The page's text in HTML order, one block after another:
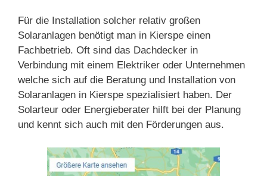
Für die Installation solcher relativ großen
Solaranlagen benötigt man in Kierspe einen
Fachbetrieb. Oft sind das Dachdecker in
Verbindung mit einem Elektriker oder Unternehmen
welche sich auf die Beratung und Installation von
Solaranlagen in Kierspe spezialisiert haben. Der
Solarteur oder Energieberater hilft bei der Planung
und kennt sich auch mit den Förderungen aus.